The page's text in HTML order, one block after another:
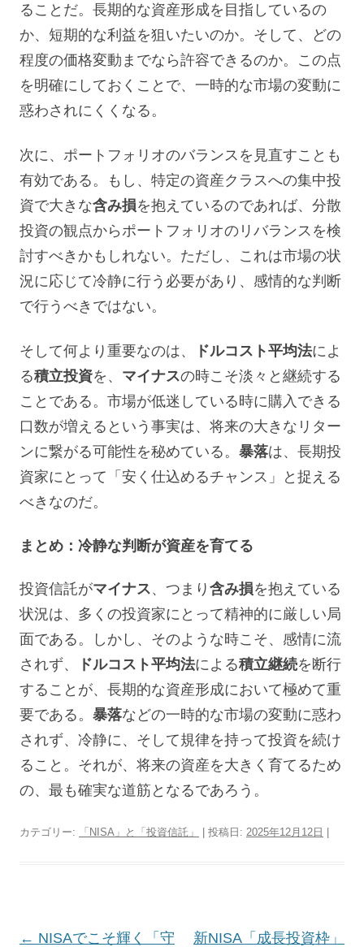
ることだ。長期的な資産形成を目指しているの
か、短期的な利益を狙いたいのか。そして、どの
程度の価格変動までなら許容できるのか。この点
を明確にしておくことで、一時的な市場の変動に
惑わされにくくなる。
次に、ポートフォリオのバランスを見直すことも
有効である。もし、特定の資産クラスへの集中投
資で大きな含み損を抱えているのであれば、分散
投資の観点からポートフォリオのリバランスを検
討すべきかもしれない。ただし、これは市場の状
況に応じて冷静に行う必要があり、感情的な判断
で行うべきではない。
そして何より重要なのは、 ドルコスト平均法によ
る積立投資を、 マイナスの時こそ淡々と継続する
ことである。市場が低迷している時に購入できる
口数が増えるという事実は、将来の大きなリター
ンに繋がる可能性を秘めている。 暴落は、長期投
資家にとって「安く仕込めるチャンス」と捉える
べきなのだ。
まとめ：冷静な判断が資産を育てる
投資信託がマイナス、つまり 含み損を抱えている
状況は、多くの投資家にとって精神的に厳しい局
面である。しかし、そのような時こそ、感情に流
されず、
ドルコスト平均法による積立継続を断行
することが、長期的な資産形成において極めて重
要である。 暴落などの一時的な市場の変動に惑わ
されず、冷静に、そして規律を持って投資を続け
ること。それが、将来の資産を大きく育てるため
の、最も確実な道筋となるであろう。
カテゴリー: 「NISA」と「投資信託」 | 投稿日: 2025年12月12日 |
投
← NISAでこそ輝く「守
新NISA「成長投資枠」